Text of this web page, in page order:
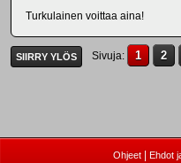
Turkulainen voittaa aina!
SIIRRY YLÖS Sivuja 1 2
Ohjeet| Ehdot